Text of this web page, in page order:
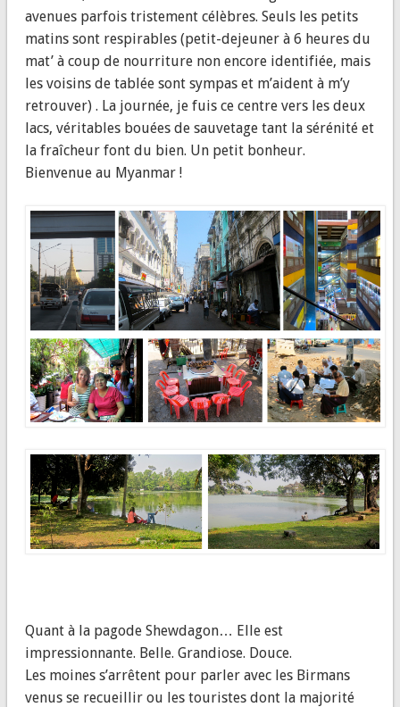
avenues parfois tristement célèbres. Seuls les petits
matins sont respirables (petit-dejeuner à 6 heures du
mat’ à coup de nourriture non encore identifiée, mais
les voisins de tablée sont sympas et m’aident à m’y
retrouver) . La journée, je fuis ce centre vers les deux
lacs, véritables bouées de sauvetage tant la sérénité et
la fraîcheur font du bien. Un petit bonheur.
Bienvenue au Myanmar !
Quant à la pagode Shewdagon… Elle est
impressionnante. Belle. Grandiose. Douce.
Les moines s’arrêtent pour parler avec les Birmans
venus se recueillir ou les touristes dont la majorité